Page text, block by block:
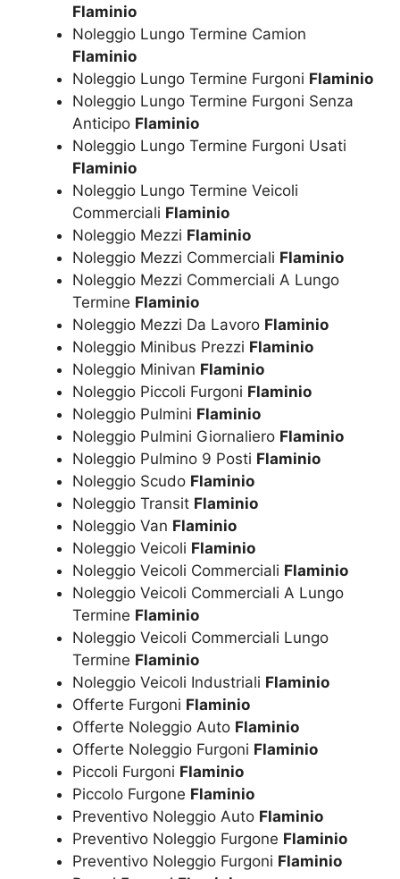
Flaminio
Noleggio Lungo Termine Camion
Flaminio
Noleggio Lungo Termine Furgoni Flaminio
Noleggio Lungo Termine Furgoni Senza
Anticipo Flaminio
Noleggio Lungo Termine Furgoni Usati
Flaminio
Noleggio Lungo Termine Veicoli
Commerciali Flaminio
Noleggio Mezzi Flaminio
Noleggio Mezzi Commerciali Flaminio
Noleggio Mezzi Commerciali A Lungo
Termine Flaminio
Noleggio Mezzi Da Lavoro Flaminio
Noleggio Minibus Prezzi Flaminio
Noleggio Minivan Flaminio
Noleggio Piccoli Furgoni Flaminio
Noleggio Pulmini Flaminio
Noleggio Pulmini Giornaliero Flaminio
Noleggio Pulmino 9 Posti Flaminio
Noleggio Scudo Flaminio
Noleggio Transit Flaminio
Noleggio Van Flaminio
Noleggio Veicoli Flaminio
Noleggio Veicoli Commerciali Flaminio
Noleggio Veicoli Commerciali A Lungo
Termine Flaminio
Noleggio Veicoli Commerciali Lungo
Termine Flaminio
Noleggio Veicoli Industriali Flaminio
Offerte Furgoni Flaminio
Offerte Noleggio Auto Flaminio
Offerte Noleggio Furgoni Flaminio
Piccoli Furgoni Flaminio
Piccolo Furgone Flaminio
Preventivo Noleggio Auto Flaminio
Preventivo Noleggio Furgone Flaminio
Preventivo Noleggio Furgoni Flaminio